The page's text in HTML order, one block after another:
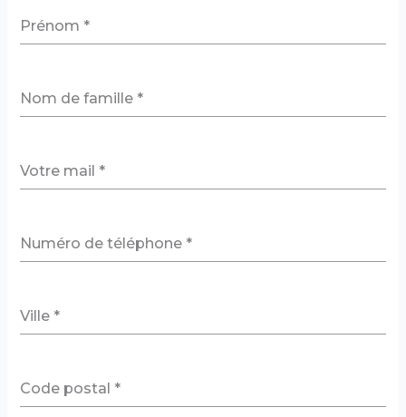
Prénom *
Nom de famille *
Votre mail *
Numéro de téléphone *
Ville *
Code postal *